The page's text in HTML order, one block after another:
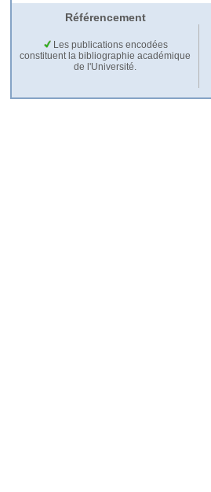
Référencement
Les publications encodées
constituent la bibliographie académique
de l'Université.